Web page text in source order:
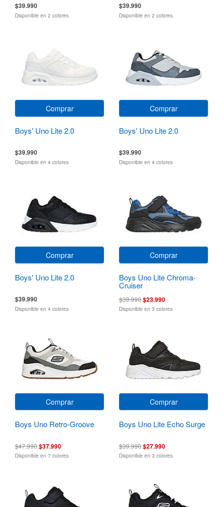
$39.990
Disponible en 2 colores
$39.990
Disponible en 2 colores
Comprar
Boys' Uno Lite 2.0
$39.990
Disponible en 4 colores
Comprar
Boys' Uno Lite 2.0
$39.990
Disponible en 4 colores
Comprar
Boys' Uno Lite 2.0
$39.990
Disponible en 4 colores
Comprar
Boys Uno Lite Chroma-
Cruiser
$39.990$23.990
Disponible en 3 colores
Comprar
Boys Uno Retro-Groove
$47.990$37.990
Disponible en 7 colores
Comprar
Boys Uno Lite Echo Surge
$39.990$27.990
Disponible en 3 colores